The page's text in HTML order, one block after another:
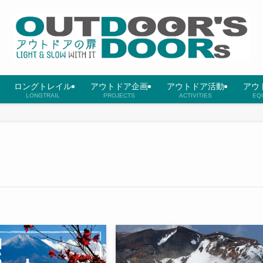
ロングトレイル
LONGTRAIL
アウトドア企画
PROJECTS
アウトドア活動
ACTIVITIES
アウ